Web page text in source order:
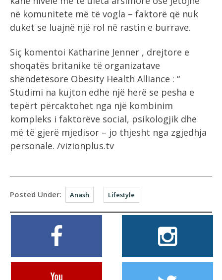
në komunitete më të vogla – faktorë që nuk
duket se luajnë një rol në rastin e burrave.
Siç komentoi Katharine Jenner , drejtore e
shoqatës britanike të organizatave
shëndetësore Obesity Health Alliance : “
Studimi na kujton edhe një herë se pesha e
tepërt përcaktohet nga një kombinim
kompleks i faktorëve social, psikologjik dhe
më të gjerë mjedisor – jo thjesht nga zgjedhja
personale. /vizionplus.tv
Posted Under: Anash Lifestyle